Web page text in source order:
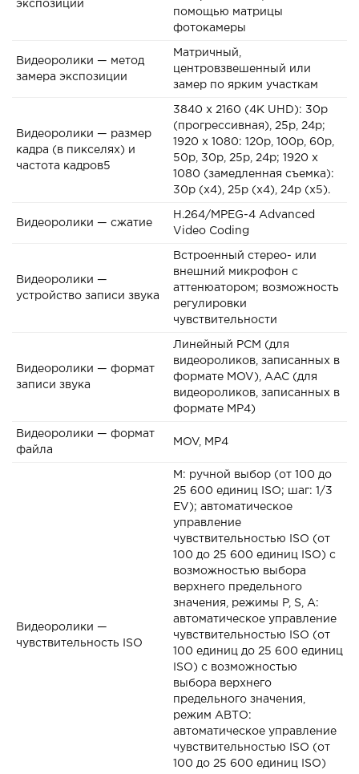
экспозиции
помощью матрицы
фотокамеры
Видеоролики — метод
замера экспозиции
Матричный,
центровзвешенный или
замер по ярким участкам
Видеоролики — размер
кадра (в пикселях) и
частота кадров5
3840 x 2160 (4K UHD): 30p
(прогрессивная), 25p, 24p;
1920 x 1080: 120p, 100p, 60p,
50p, 30p, 25p, 24p; 1920 x
1080 (замедленная съемка):
30p (x4), 25p (x4), 24p (x5).
Видеоролики — сжатие
H.264/MPEG-4 Advanced
Video Coding
Видеоролики —
устройство записи звука
Встроенный стерео- или
внешний микрофон с
аттенюатором; возможность
регулировки
чувствительности
Видеоролики — формат
записи звука
Линейный PCM (для
видеороликов, записанных в
формате MOV), AAC (для
видеороликов, записанных в
формате MP4)
Видеоролики — формат
файла
MOV, MP4
Видеоролики —
чувствительность ISO
M: ручной выбор (от 100 до
25 600 единиц ISO; шаг: 1/3
EV); автоматическое
управление
чувствительностью ISO (от
100 до 25 600 единиц ISO) с
возможностью выбора
верхнего предельного
значения, режимы P, S, A:
автоматическое управление
чувствительностью ISO (от
100 единиц до 25 600 единиц
ISO) с возможностью
выбора верхнего
предельного значения,
режим АВТО:
автоматическое управление
чувствительностью ISO (от
100 до 25 600 единиц ISO)